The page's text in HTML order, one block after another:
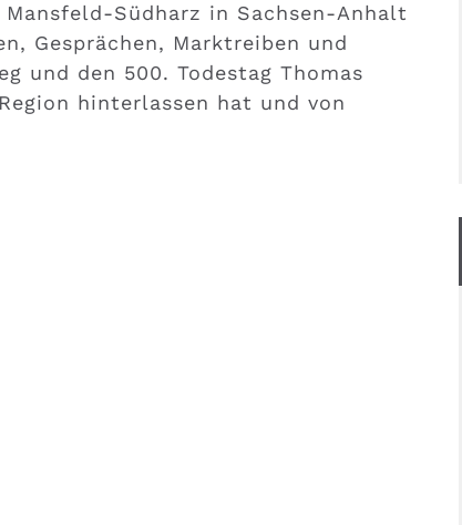
Südharz in Sachsen-Anhalt
Gesprächen, Marktreiben und
und den 500. Todestag Thomas
hinterlassen hat und von